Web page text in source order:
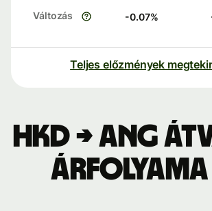
Változás -0.07%
Teljes előzmények
HKD → ANG
árfolyama